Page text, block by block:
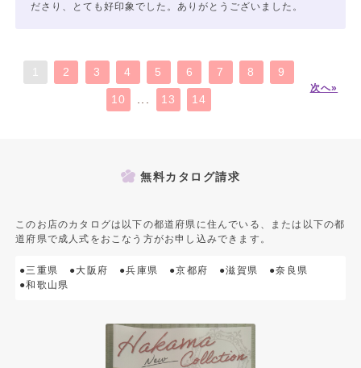
ださり、とても好印象でした。ありがとうございました。
2 3 4 5 6 7 8 9
10 13 14
次へ»
無料カタログ請求
このお店のカタログは以下の都道府県に住んでいる、または以下の都
道府県で成人式をおこなう方がお申し込みできます。
●三重県 ●大阪府 ●兵庫県 ●京都府 ●滋賀県
●奈良県
●和歌山県